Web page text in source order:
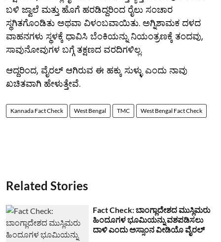
ಬಳಿ ಜ್ವಾಲೆ ಮತ್ತು ಹೊಗೆ ಹರಡಿದ್ದರಿಂದ ರೈಲು ಸಂಚಾರ
ಸ್ಥಗಿತಗೊಂಡಿತು ಅಥವಾ ವಿಳಂಬವಾಯಿತು. ಅಗ್ನಿಶಾಮಕ ದಳದ
ವಾಹನಗಳು ಸ್ಥಳಕ್ಕೆ ಧಾವಿಸಿ ಬೆಂಕಿಯನ್ನು ನಿಯಂತ್ರಣಕ್ಕೆ ತಂದವು,
ಸಾವುನೋವುಗಳ ಬಗ್ಗೆ ತಕ್ಷಣದ ವರದಿಗಳಿಲ್ಲ.
ಆದ್ದರಿಂದ, ವೈರಲ್ ಆಗಿರುವ ಈ ಹಕ್ಕು ಸುಳ್ಳು ಎಂದು ನಾವು
ಖಚಿತವಾಗಿ ಹೇಳುತ್ತೇವೆ.
Kannada Fact Check West Bengal TMC West Bengal Fact Check
Related Stories
Fact Check: ಬಾಂಗ್ಲಾದೇಶದ ಮುಸ್ಲಿಮರು
ಹಿಂದೂಗಳ ಭೂಮಿಯನ್ನು ವಶಪಡಿಸಲು
ದಾಳಿ ಎಂದು ಅಸ್ಸಾಂನ ವೀಡಿಯೊ ವೈರಲ್